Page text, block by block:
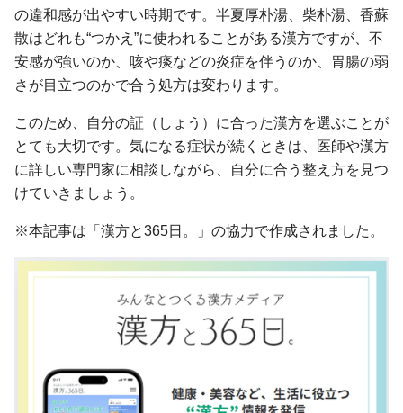
の違和感が出やすい時期です。半夏厚朴湯、柴朴湯、香蘇
散はどれも“つかえ”に使われることがある漢方ですが、不
安感が強いのか、咳や痰などの炎症を伴うのか、胃腸の弱
さが目立つのかで合う処方は変わります。
このため、自分の証（しょう）に合った漢方を選ぶことが
とても大切です。気になる症状が続くときは、医師や漢方
に詳しい専門家に相談しながら、自分に合う整え方を見つ
けていきましょう。
※本記事は「漢方と365日。」の協力で作成されました。